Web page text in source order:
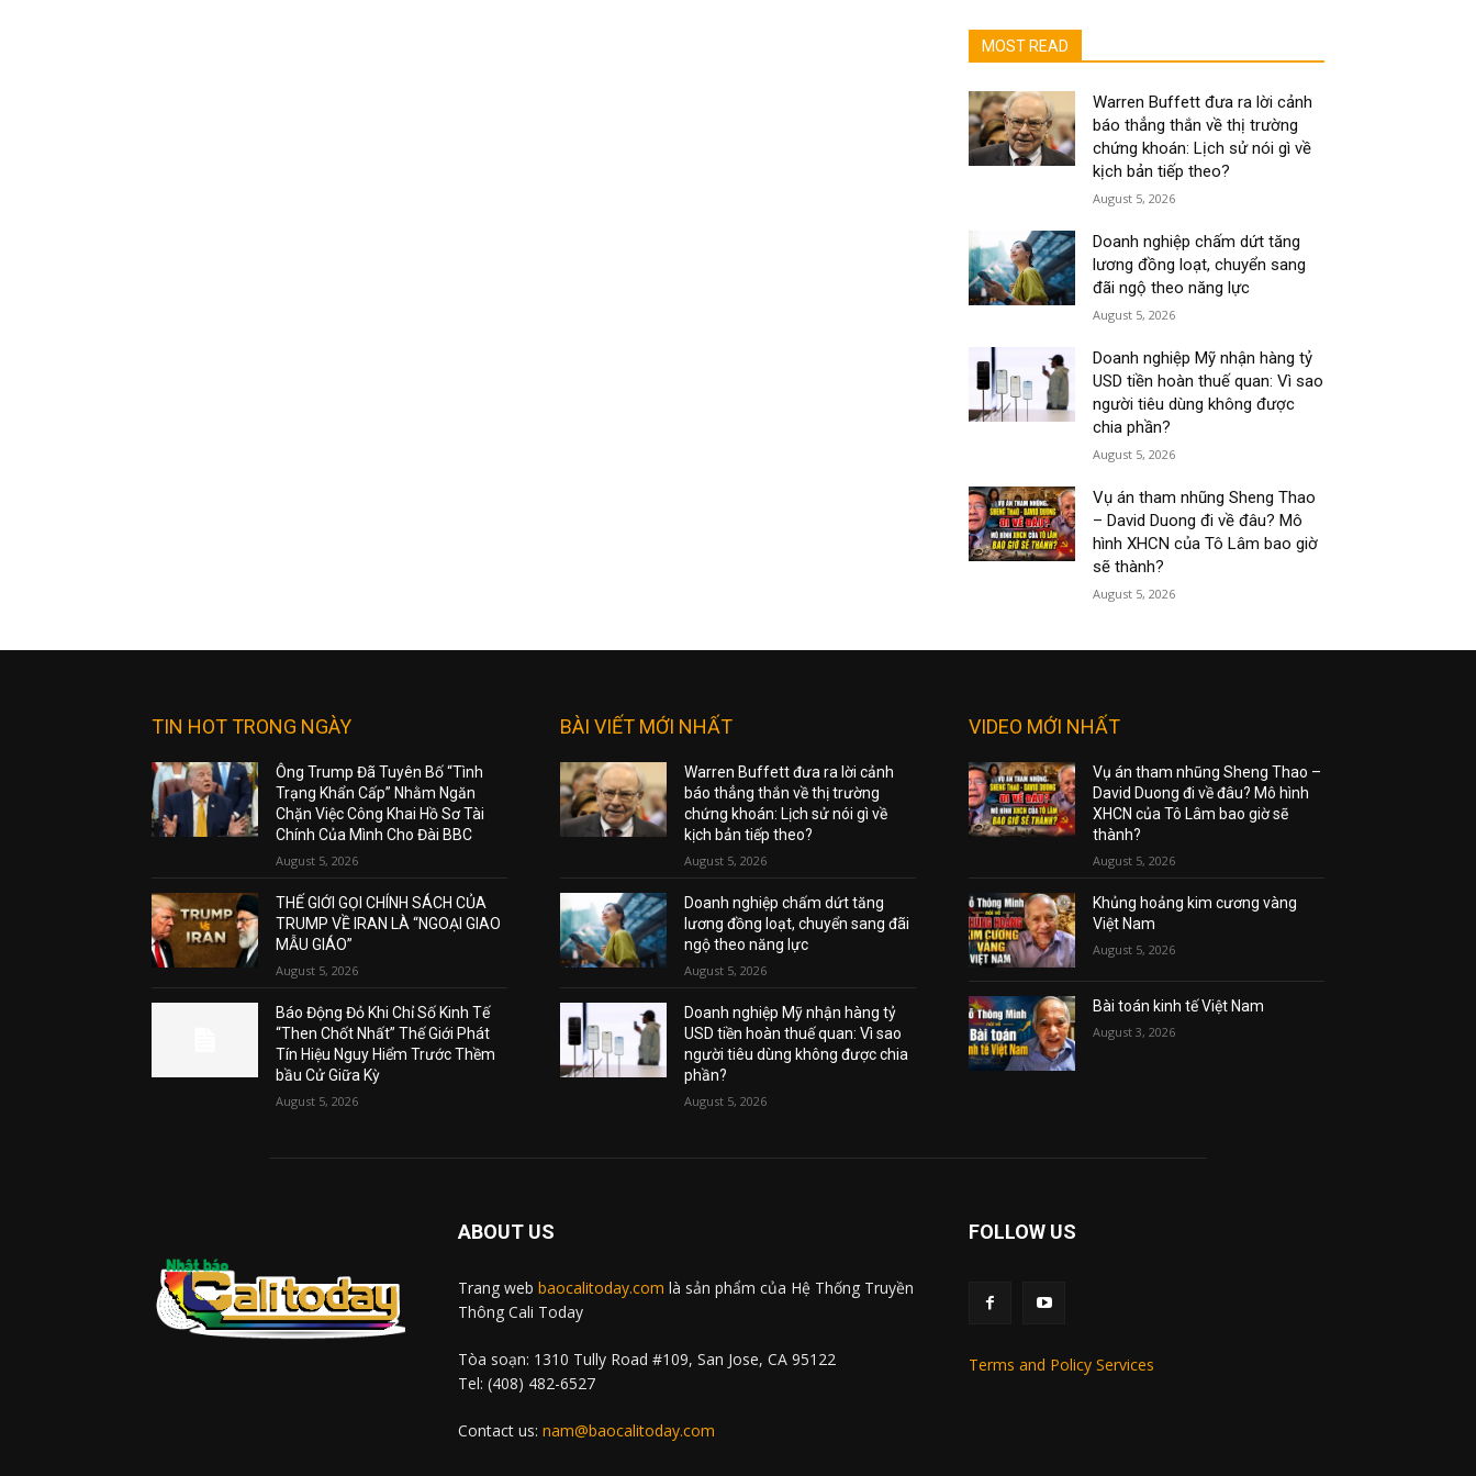
MOST READ
Warren Buffett đưa ra lời cảnh
báo thẳng thắn về thị trường
chứng khoán: Lịch sử nói gì về
kịch bản tiếp theo?
August 5, 2026
Doanh nghiệp chấm dứt tăng
lương đồng loạt, chuyển sang
đãi ngộ theo năng lực
August 5, 2026
Doanh nghiệp Mỹ nhận hàng tỷ
USD tiền hoàn thuế quan: Vì sao
người tiêu dùng không được
chia phần?
August 5, 2026
Vụ án tham nhũng Sheng Thao
– David Duong đi về đâu? Mô
hình XHCN của Tô Lâm bao giờ
sẽ thành?
August 5, 2026
TIN HOT TRONG NGÀY
Ông Trump Đã Tuyên Bố “Tình
Trạng Khẩn Cấp” Nhằm Ngăn
Chặn Việc Công Khai Hồ Sơ Tài
Chính Của Mình Cho Đài BBC
August 5, 2026
THẾ GIỚI GỌI CHÍNH SÁCH CỦA
TRUMP VỀ IRAN LÀ “NGOẠI GIAO
MẪU GIÁO”
August 5, 2026
Báo Động Đỏ Khi Chỉ Số Kinh Tế
“Then Chốt Nhất” Thế Giới Phát
Tín Hiệu Nguy Hiểm Trước Thềm
bầu Cử Giữa Kỳ
August 5, 2026
BÀI VIẾT MỚI NHẤT
Warren Buffett đưa ra lời cảnh
báo thẳng thắn về thị trường
chứng khoán: Lịch sử nói gì về
kịch bản tiếp theo?
August 5, 2026
Doanh nghiệp chấm dứt tăng
lương đồng loạt, chuyển sang đãi
ngộ theo năng lực
August 5, 2026
Doanh nghiệp Mỹ nhận hàng tỷ
USD tiền hoàn thuế quan: Vì sao
người tiêu dùng không được chia
phần?
August 5, 2026
VIDEO MỚI NHẤT
Vụ án tham nhũng Sheng Thao –
David Duong đi về đâu? Mô hình
XHCN của Tô Lâm bao giờ sẽ
thành?
August 5, 2026
Khủng hoảng kim cương vàng
Việt Nam
August 5, 2026
Bài toán kinh tế Việt Nam
August 3, 2026
ABOUT US
Trang web baocalitoday.com là sản phẩm của Hệ Thống Truyền
Thông Cali Today
Tòa soạn: 1310 Tully Road #109, San Jose, CA 95122
Tel: (408) 482-6527
Contact us: nam@baocalitoday.com
FOLLOW US
Terms and Policy Services